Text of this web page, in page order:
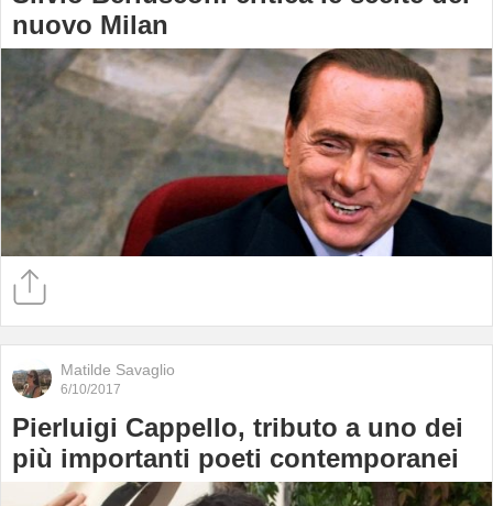
nuovo Milan
Matilde Savaglio
6/10/2017
Pierluigi Cappello, tributo a uno dei
più importanti poeti contemporanei